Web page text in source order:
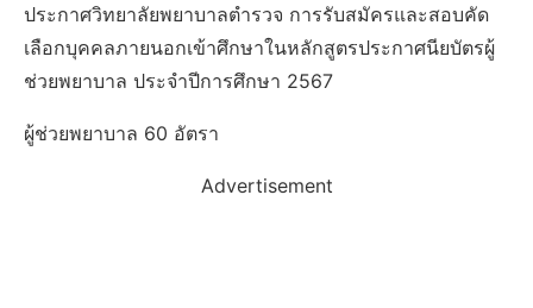
ประกาศวิทยาลัยพยาบาลตํารวจ การรับสมัครและสอบคัด
เลือกบุคคลภายนอกเข้าศึกษาในหลักสูตรประกาศนียบัตรผู้
ช่วยพยาบาล ประจําปีการศึกษา 2567
ผู้ช่วยพยาบาล 60 อัตรา
Advertisement